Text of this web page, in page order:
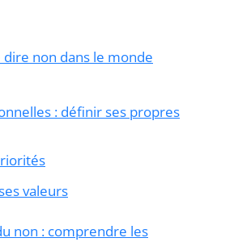
dire non dans le monde
: définir ses propres
valeurs
non : comprendre les